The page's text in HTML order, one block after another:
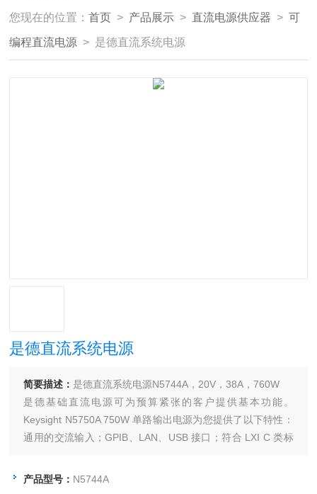
您现在的位置：首页 > 产品展示 > 直流电源供应器 >可
编程直流电源 > 是德直流系统电源
是德直流系统电源
简要描述： 是德直流系统电源N5744A，20V，38A，760W
是德基础直流电源可为预算紧张的客户提供基本功能。
Keysight N5750A 750W 单路输出电源为您提供了以下特性：
通用的交流输入；GPIB、LAN、USB 接口；符合 LXI C 类标
可以提供*和稳定的性能，以及各种基本功能和增强功能。
产品型号： N5744A